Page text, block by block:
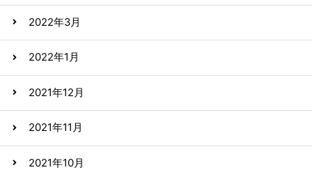
2022年3月
2022年1月
2021年12月
2021年11月
2021年10月